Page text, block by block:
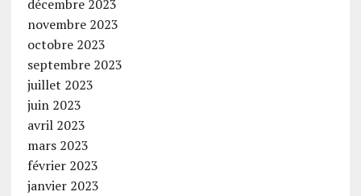
décembre 2023
novembre 2023
octobre 2023
septembre 2023
juillet 2023
juin 2023
avril 2023
mars 2023
février 2023
janvier 2023